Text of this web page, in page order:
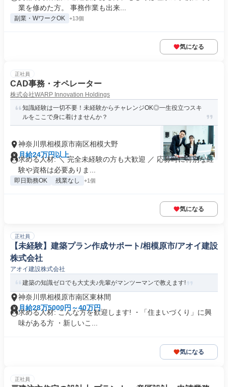
業を修めた方。 事務作業も出来...
副業・WワークOK +13個
気になる
正社員
CAD事務・オペレーター
株式会社WARP Innovation Holdings
知識経験は一切不要！未経験からチャレンジOK◎一生役立つスキ
ルをここで身に着けませんか？
神奈川県相模原市南区相模大野
月給24万円以上
求める人材: ＼ 完全未経験の方も大歓迎 ／ 応募時に特別な経
験や資格は必要ありま...
即日勤務OK 残業なし +1個
気になる
正社員
【未経験】建築プラン作成サポート/相模原市/アオイ建設
株式会社
アオイ建設株式会社
建築の知識ゼロでも大丈夫♪先輩がマンツーマンで教えます!
神奈川県相模原市南区東林間
月給28万5000円～40万円
求める人材: こんな方を歓迎します! ・「住まいづくり」に興
味がある方 ・新しいこ...
気になる
正社員